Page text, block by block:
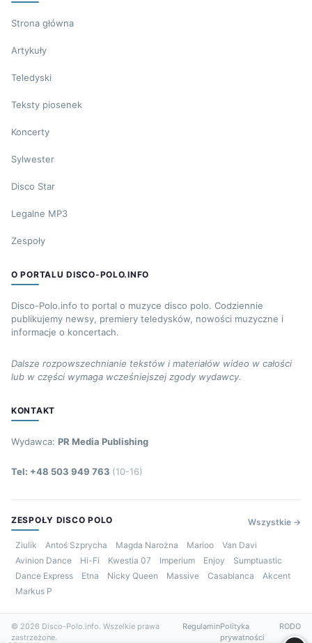
Strona główna
Artykuły
Teledyski
Teksty piosenek
Koncerty
Sylwester
Disco Star
Legalne MP3
Zespoły
O PORTALU DISCO-POLO.INFO
Disco-Polo.info to portal o muzyce disco polo. Codziennie
publikujemy newsy, premiery teledysków, nowości muzyczne i
informacje o koncertach.
Dalsze rozpowszechnianie tekstów i materiałów wideo w całości
lub w części wymaga wcześniejszej zgody wydawcy.
KONTAKT
Wydawca: PR Media Publishing
Tel: +48 503 949 763 (10-16)
ZESPOŁY DISCO POLO Wszystkie →
Ziulik Antoś Szprycha Magda Narożna Marioo
Van Davi
Avinion Dance
Hi-Fi Kwestia 07 Imperium Enjoy
Sumptuastic
Dance Express
Etna Nicky Queen Massive Casablanca
Akcent
Markus P
© 2026 Disco-Polo.info. Wszelkie prawa
zastrzeżone.
RegulaminPolityka
prywatności
RODO